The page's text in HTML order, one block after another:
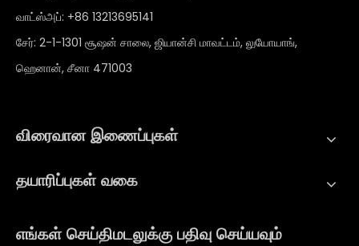
வாட்ஸ்அப்: +86 13213695141
சேர்: 2-1-1301 சூஷன் சாலை, ஜியான்சி மாவட்டம், லுயோயாங்,
ஹெனான், சீனா 471003
விரைவான இணைப்புகள்
தயாரிப்புகள் வகை
எங்கள் செய்திமடலுக்கு பதிவு செய்யவும்